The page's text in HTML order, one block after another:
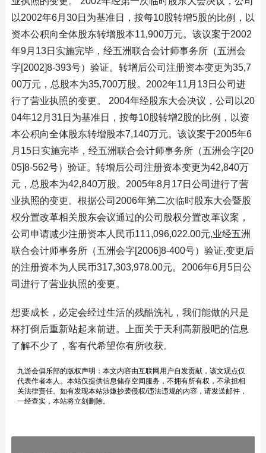
以2002年6月30日为基准日，按每10股转增5股的比例，以
资本公积向全体股东转增股本11,900万元。该议案于2002
年9月13日实施完毕，经五洲联合会计师事务所（五洲会
字[2002]8-393号）验证。转增后公司注册资本变更为35,7
00万元，总股本为35,700万股。2002年11月13日公司进
行了营业执照的变更。 2004年经股东大会决议，公司以20
04年12月31日为基准日，按每10股转增2股的比例，以资
本公积向全体股东转增股本7,140万元。该议案于2005年6
月15日实施完毕，经五洲联合会计师事务所（五洲会字[20
05]8-562号）验证。转增后公司注册资本变更为42,840万
元，总股本为42,840万股。2005年8月17日公司进行了营
业执照的变更。根据公司2006年第二次临时股东大会暨股
权分置改革相关股东会议通过的公司股权分置改革议案，
公司申请减少注册资本人民币111,096,022.00元,业经五洲
联合会计师事务所（五洲会字[2006]8-400号）验证,变更后
的注册资本为人民币317,303,978.00元。2006年6月5日公
司进行了营业执照的变更。
想要成长，必定会经过生活的残酷洗礼，我们能做的只是
杯打倒后重新站起来前进。上面关于天利高新股吧的信息
了解不少了，客有代希望你有所收获。
九游会俱乐部的版权声明：本文内容由互联网用户自发贡献，该文观点仅
代表作者本人。本站仅提供信息储存空间服务，不拥有所有权，不承担相
关法律责任。如有发现本站涉嫌抄袭侵权/违法违规的内容，请发送邮件，
一经查实，本站将立刻删除。